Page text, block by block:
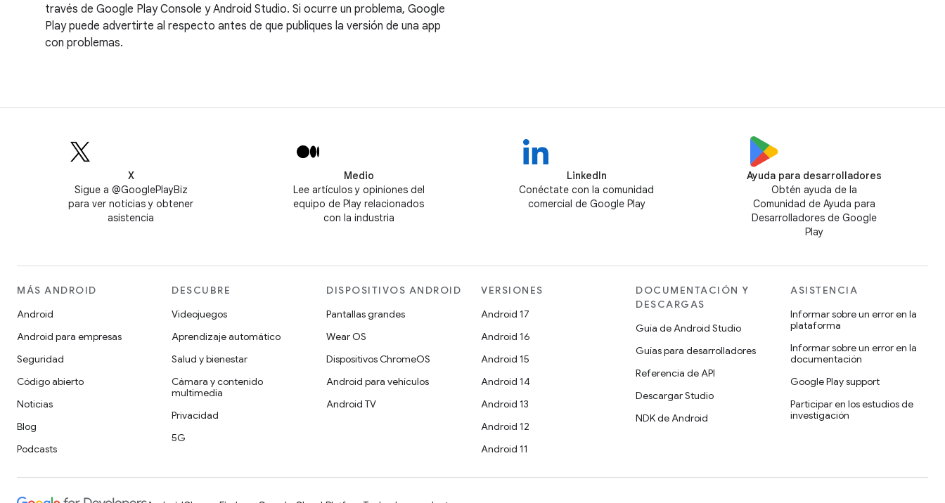
través de Google Play Console y Android Studio. Si ocurre un problema, Google
Play puede advertirte al respecto antes de que publiques la versión de una app
con problemas.
X
Sigue a @GooglePlayBiz
para ver noticias y obtener
asistencia
Medio
Lee artículos y opiniones del
equipo de Play relacionados
con la industria
LinkedIn
Conéctate con la comunidad
comercial de Google Play
Ayuda para desarrolladores
Obtén ayuda de la
Comunidad de Ayuda para
Desarrolladores de Google
Play
MÁS ANDROID
Android
Android para empresas
Seguridad
Código abierto
Noticias
Blog
Podcasts
DESCUBRE
Videojuegos
Aprendizaje automático
Salud y bienestar
Cámara y contenido
multimedia
Privacidad
5G
DISPOSITIVOS ANDROID
Pantallas grandes
Wear OS
Dispositivos ChromeOS
Android para vehículos
Android TV
VERSIONES
Android 17
Android 16
Android 15
Android 14
Android 13
Android 12
Android 11
DOCUMENTACIÓN Y
DESCARGAS
Guía de Android Studio
Guías para desarrolladores
Referencia de API
Descargar Studio
NDK de Android
ASISTENCIA
Informar sobre un error en la
plataforma
Informar sobre un error en la
documentación
Google Play support
Participar en los estudios de
investigación